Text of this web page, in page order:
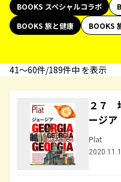
BOOKS スペシャルコラボ
BOOKS 旅と健康
BOOKS
41〜60件/189件中 を表示
２７
ージア
Plat